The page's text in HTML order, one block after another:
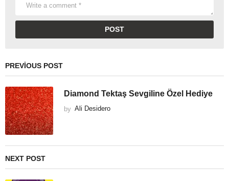
PREVIOUS POST
Diamond Tektaş Sevgiline Özel Hediye
by Ali Desidero
NEXT POST